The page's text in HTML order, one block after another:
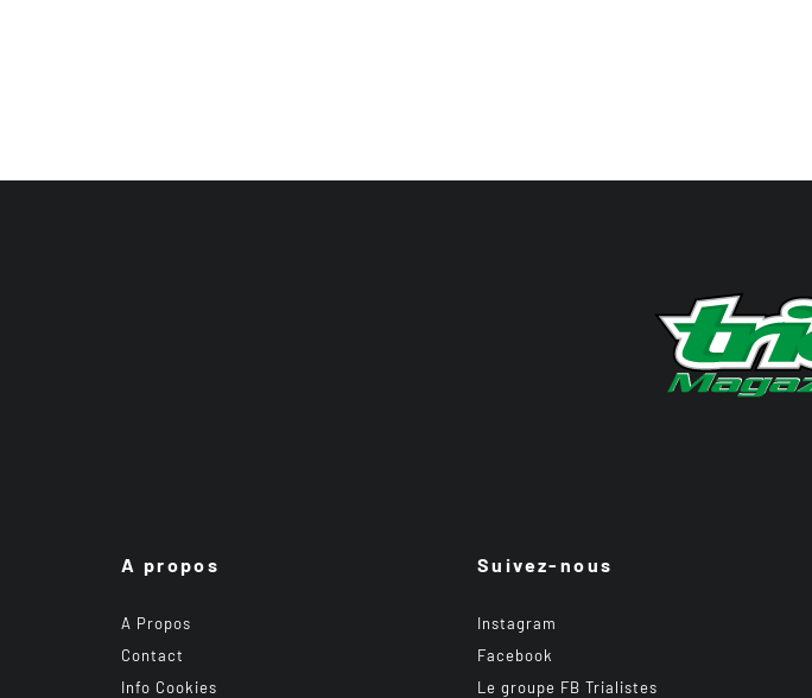
A propos
A Propos
Contact
Info Cookies
Suivez-nous
Instagram
Facebook
Le groupe FB Trialistes